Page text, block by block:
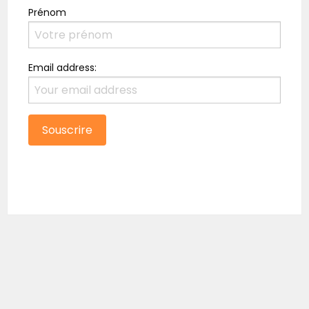
Prénom
Email address: